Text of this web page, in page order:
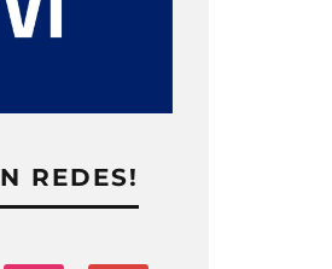
REDES!